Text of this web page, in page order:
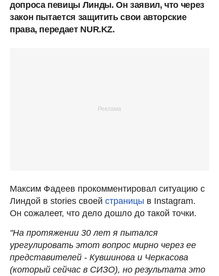
допроса певицы Линды. Он заявил, что через
закон пытается защитить свои авторские
права, передает NUR.KZ.
Максим Фадеев прокомментировал ситуацию с
Линдой в stories своей страницы в Instagram.
Он сожалеет, что дело дошло до такой точки.
"На протяжении 30 лет я пытался
урегулировать этот вопрос мирно через ее
представителей - Кувшинова и Черкасова
(который сейчас в СИЗО), но результата это